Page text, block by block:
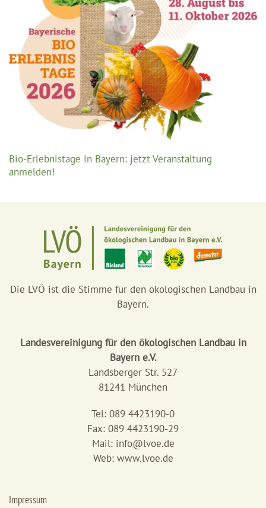
Bio-Erlebnistage in Bayern: jetzt Veranstaltung
anmelden!
Die LVÖ ist die Stimme für den ökologischen Landbau in
Bayern.
Landesvereinigung für den ökologischen Landbau in
Bayern e.V.
Landsberger Str. 527
81241 München
Tel: 089 4423190-0
Fax: 089 4423190-29
Mail: info@lvoe.de
Web: www.lvoe.de
Impressum